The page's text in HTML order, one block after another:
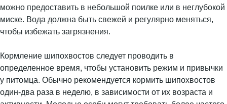
можно предоставить в небольшой поилке или в неглубокой
миске. Вода должна быть свежей и регулярно меняться,
чтобы избежать загрязнения.
Кормление шипохвостов следует проводить в
определенное время, чтобы установить режим и привычки
у питомца. Обычно рекомендуется кормить шипохвостов
один-два раза в неделю, в зависимости от их возраста и